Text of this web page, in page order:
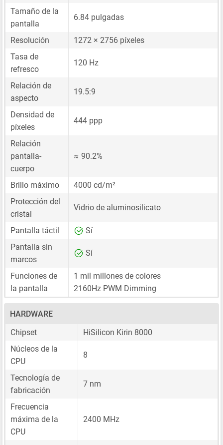
Tamaño de la
pantalla
6.84 pulgadas
Resolución
1272 × 2756 píxeles
Tasa de
refresco
120 Hz
Relación de
aspecto
19.5:9
Densidad de
píxeles
444 ppp
Relación
pantalla-
cuerpo
≈ 90.2%
Brillo máximo
4000 cd/m²
Protección del
cristal
Vidrio de aluminosilicato
Pantalla táctil
Sí
Pantalla sin
marcos
Sí
Funciones de
la pantalla
1 mil millones de colores
2160Hz PWM Dimming
HARDWARE
Chipset
HiSilicon Kirin 8000
Núcleos de la
CPU
8
Tecnología de
fabricación
7 nm
Frecuencia
máxima de la
CPU
2400 MHz